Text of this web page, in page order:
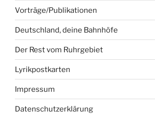
Vorträge/Publikationen
Deutschland, deine Bahnhöfe
Der Rest vom Ruhrgebiet
Lyrikpostkarten
Impressum
Datenschutzerklärung